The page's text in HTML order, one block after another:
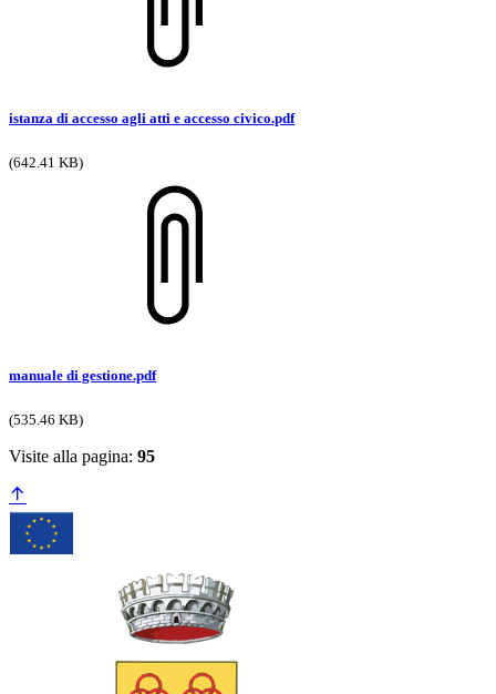
istanza di accesso agli atti e accesso civico.pdf
(642.41 KB)
manuale di gestione.pdf
(535.46 KB)
Visite alla pagina: 95